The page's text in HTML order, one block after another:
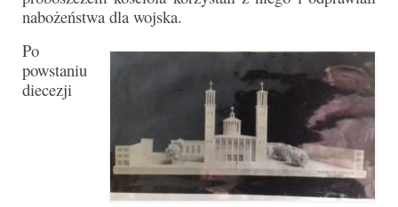
Pasterka 2019
Triduum St. Kostka 2019
Posługa Siostry Elekty
Uroczystość Św. Jakuba Ap 2019
Boże Ciało – 20 czerwca 2019
nabożeństwa dla wojska.
Po
powstaniu
diecezji